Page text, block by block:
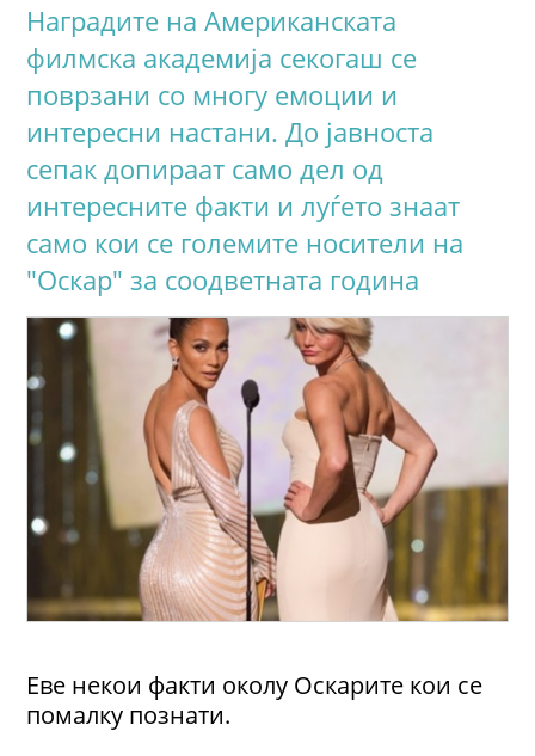
Наградите на Американската
филмска академија секогаш се
поврзани со многу емоции и
интересни настани. До јавноста
сепак допираат само дел од
интересните факти и луѓето знаат
само кои се големите носители на
"Оскар" за соодветната година
Еве некои факти околу Оскарите кои се
помалку познати.